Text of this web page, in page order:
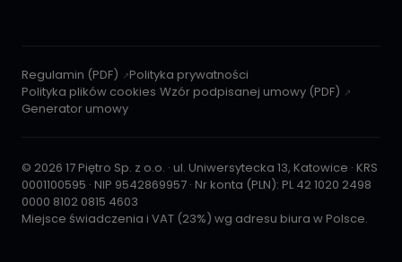
Regulamin (PDF)
Polityka prywatności
Polityka plików cookies Wzór podpisanej umowy (PDF)
Generator umowy
© 2026 17 Piętro Sp. z o.o. · ul. Uniwersytecka 13, Katowice · KRS
0001100595 · NIP 9542869957 · Nr konta (PLN): PL 42 1020 2498
0000 8102 0815 4603
Miejsce świadczenia i VAT (23%) wg adresu biura w Polsce.